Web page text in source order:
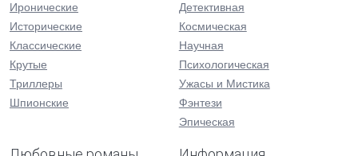
Иронические
Исторические
Классические
Крутые
Триллеры
Шпионские
Детективная
Космическая
Научная
Психологическая
Ужасы и Мистика
Фэнтези
Эпическая